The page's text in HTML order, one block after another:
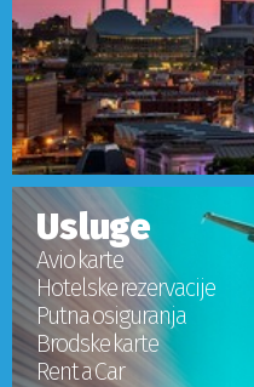
Usluge
Avio karte
Hotelske rezervacije
Putna osiguranja
Brodske karte
Rent a Car